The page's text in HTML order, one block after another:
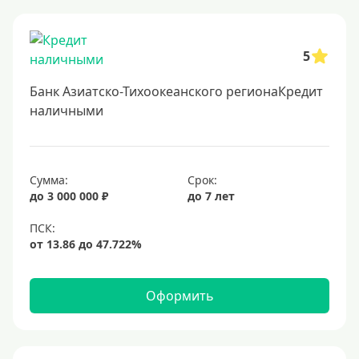
Заявка во все банки
Способы выдачи
Не выходя из дома
Онлайн на карту
Валюта
5
Банк Азиатско-Тихоокеанского регионаКредит
наличными
Сумма:
до 3 000 000 ₽
Срок:
до 7 лет
Оформить